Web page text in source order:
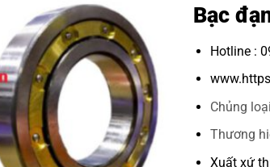
Bạc
Hotline :
Chủng
Thương
Xuất xứ